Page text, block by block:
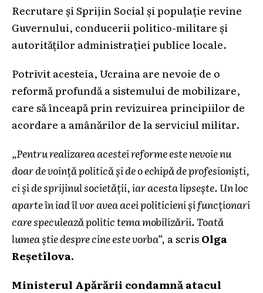
Recrutare și Sprijin Social și populație revine
Guvernului, conducerii politico-militare și
autorităților administrației publice locale.
Potrivit acesteia, Ucraina are nevoie de o
reformă profundă a sistemului de mobilizare,
care să înceapă prin revizuirea principiilor de
acordare a amânărilor de la serviciul militar.
„Pentru realizarea acestei reforme este nevoie nu
doar de voință politică și de o echipă de profesioniști,
ci și de sprijinul societății, iar acesta lipsește. Un loc
aparte în iad îl vor avea acei politicieni și funcționari
care speculează politic tema mobilizării. Toată
lumea știe despre cine este vorba”, a scrisOlga
Reșetîlova.
Ministerul Apărării condamnă atacul